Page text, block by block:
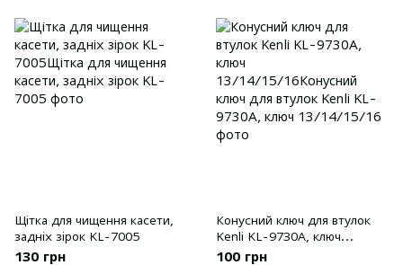
Щiтка для чищення касети,
заднiх зiрок KL-7005
130 грн
Конусний ключ для втулок
Kenli KL-9730A, ключ
13/14/15/16
100 грн